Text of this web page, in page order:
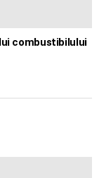
combustibilului